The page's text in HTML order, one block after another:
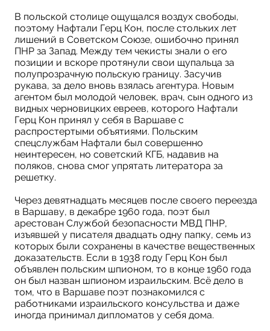
В польской столице ощущался воздух свободы,
поэтому Нафтали Герц Кон, после стольких лет
лишений в Советском Союзе, ошибочно принял
ПНР за Запад. Между тем чекисты знали о его
позиции и вскоре протянули свои щупальца за
полупрозрачную польскую границу. Заcучив
рукава, за дело вновь взялась агентура. Новым
агентом был молодой человек, врач, сын одного из
видных черновицких евреев, которого Нафтали
Герц Кон принял у себя в Варшаве с
распростертыми объятиями. Польским
спецслужбам Нафтали был совершенно
неинтересен, но советский КГБ, надавив на
поляков, снова смог упрятать литератора за
решетку.
Через девятнадцать месяцев после своего переезда
в Варшаву, в декабре 1960 года, поэт был
арестован Службой безопасности МВД ПНР,
изъявшей у писателя двадцать одну папку, семь из
которых были сохранены в качестве вещественных
доказательств. Если в 1938 году Герц Кон был
объявлен польским шпионом, то в конце 1960 года
он был назван шпионом израильским. Всё дело в
том, что в Варшаве поэт познакомился с
работниками израильского консульства и даже
иногда принимал дипломатов у себя дома.